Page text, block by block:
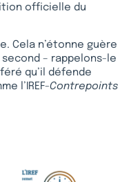
officielle du
Cela n’étonne guère
– rappelons-le
qu’il défende
l’IREF-Contrepoints